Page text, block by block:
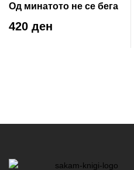
Од минатото не се бега
420 ден